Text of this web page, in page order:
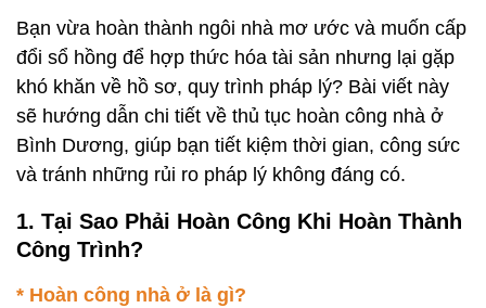
Bạn vừa hoàn thành ngôi nhà mơ ước và muốn cấp
đổi sổ hồng để hợp thức hóa tài sản nhưng lại gặp
khó khăn về hồ sơ, quy trình pháp lý? Bài viết này
sẽ hướng dẫn chi tiết về thủ tục hoàn công nhà ở
Bình Dương, giúp bạn tiết kiệm thời gian, công sức
và tránh những rủi ro pháp lý không đáng có.
1. Tại Sao Phải Hoàn Công Khi Hoàn Thành
Công Trình?
* Hoàn công nhà ở là gì?